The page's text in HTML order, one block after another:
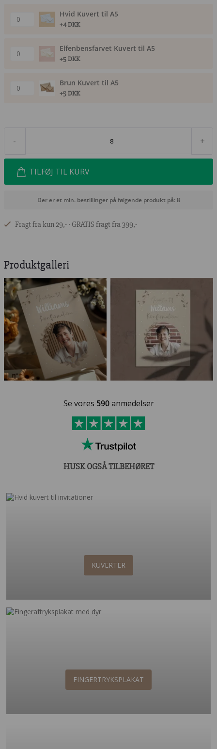
- +
TILFØJ TIL KURV
Der er et min. bestillinger på følgende produkt på: 8
Hvid Kuvert til A5
+4 DKK
Elfenbensfarvet Kuvert til A5
+5 DKK
Brun Kuvert til A5
+5 DKK
Fragt fra kun 29,- ∙ GRATIS fragt fra 399,-
Produktgalleri
Se vores 590anmedelser
HUSK OGSÅ TILBEHØRET
KUVERTER
FINGERTRYKSPLAKAT